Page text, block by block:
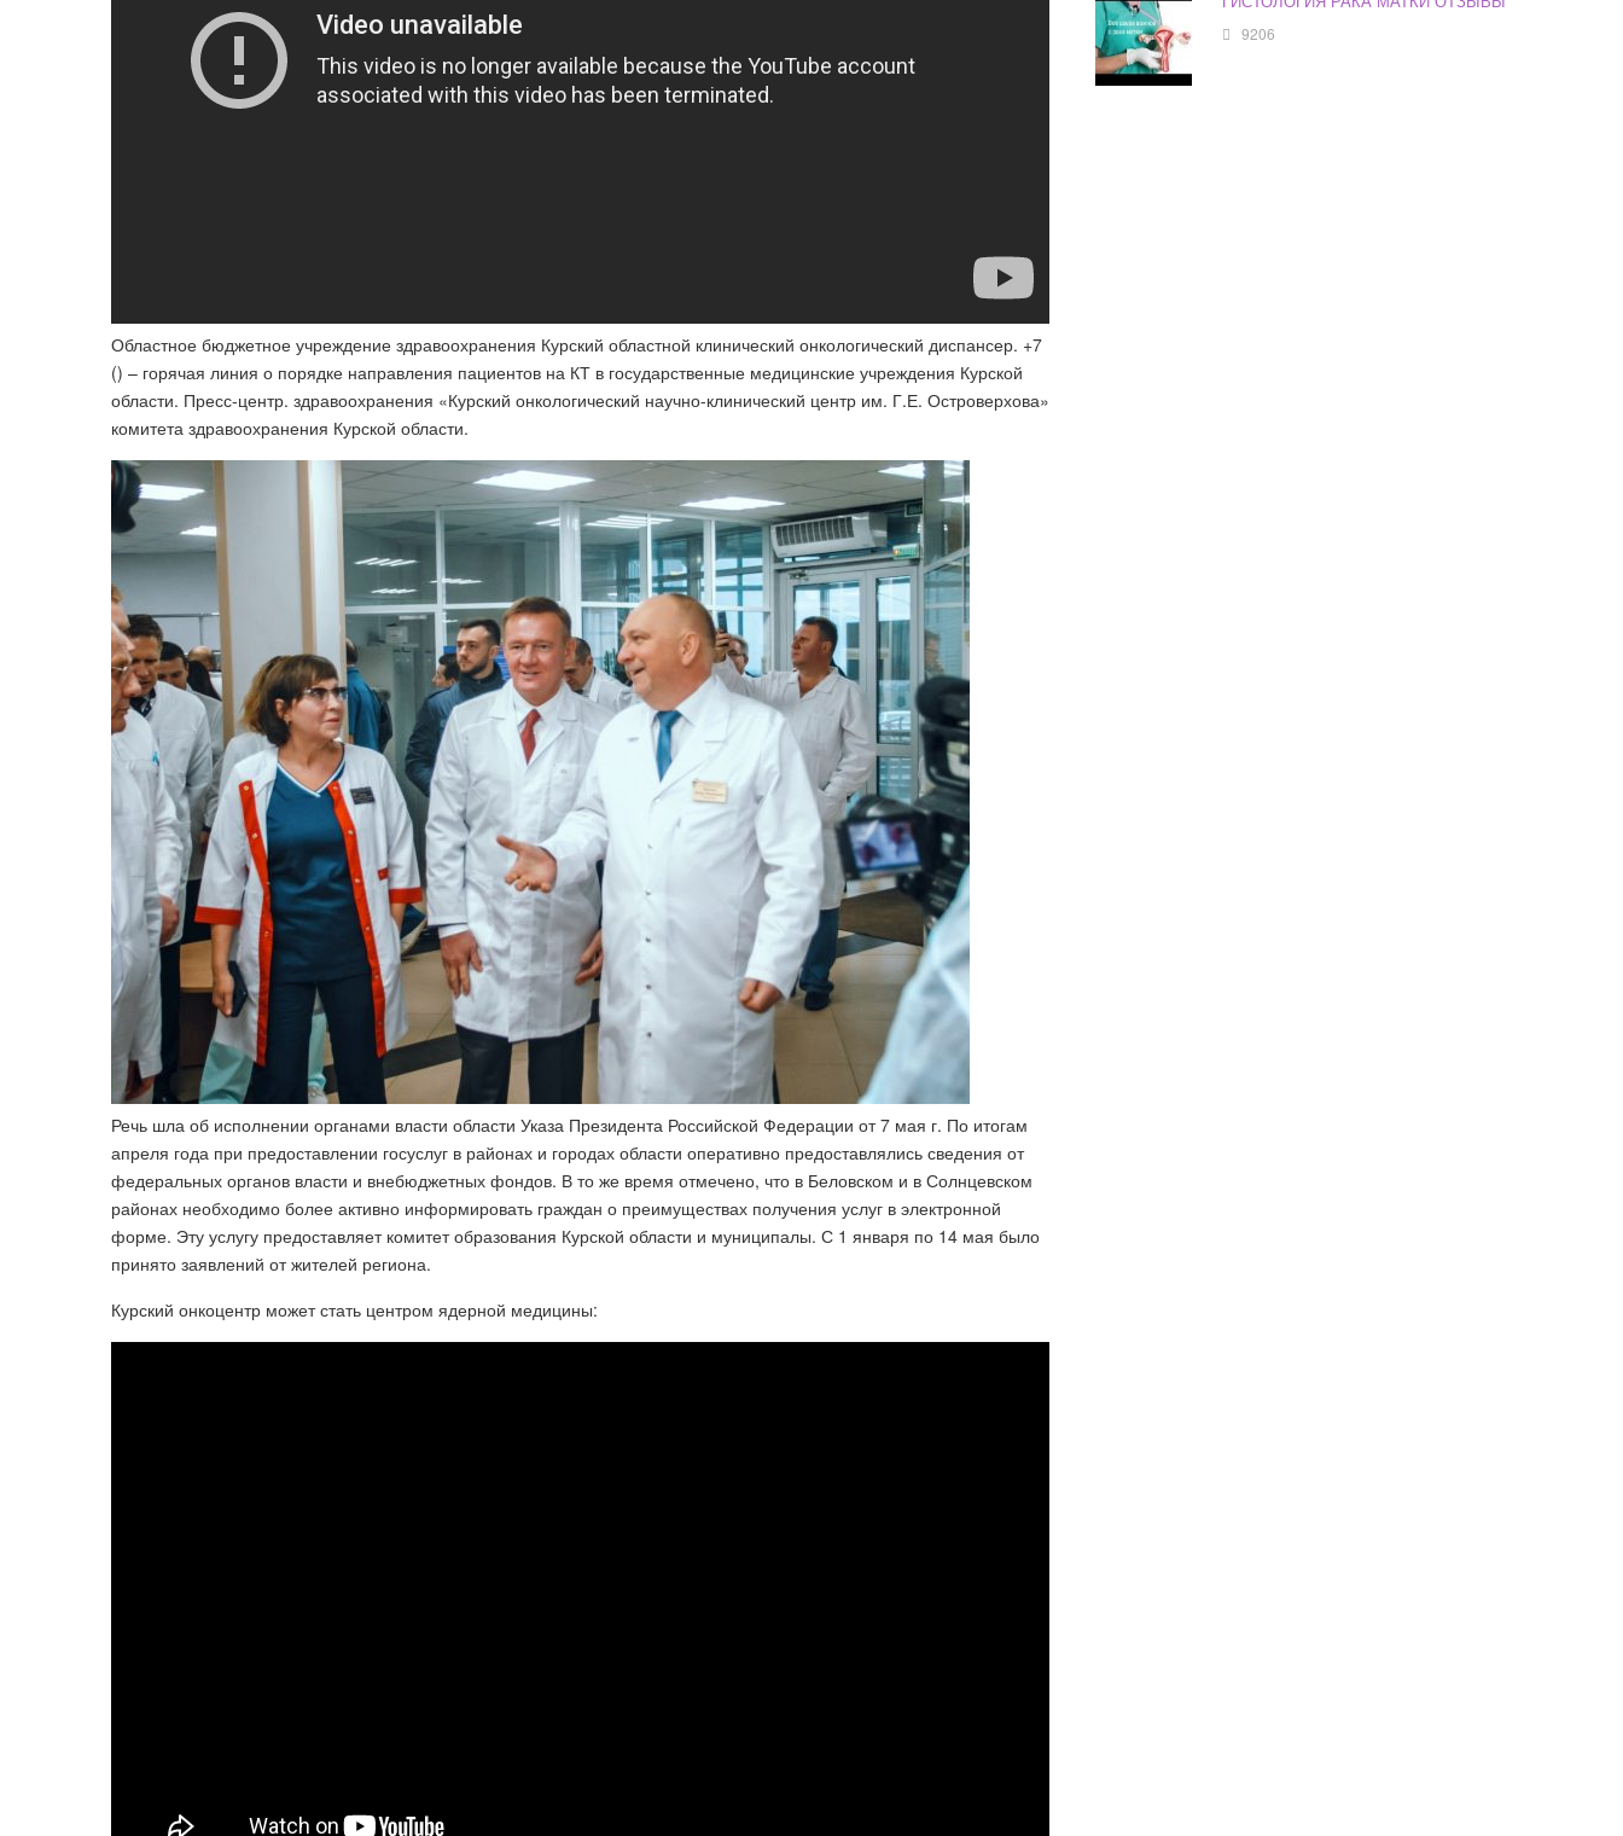
Областное бюджетное учреждение здравоохранения Курский областной клинический онкологический диспансер. +7
() – горячая линия о порядке направления пациентов на КТ в государственные медицинские учреждения Курской
области. Пресс-центр. здравоохранения «Курский онкологический научно-клинический центр им. Г.Е. Островерхова»
комитета здравоохранения Курской области.
Речь шла об исполнении органами власти области Указа Президента Российской Федерации от 7 мая г. По итогам
апреля года при предоставлении госуслуг в районах и городах области оперативно предоставлялись сведения от
федеральных органов власти и внебюджетных фондов. В то же время отмечено, что в Беловском и в Солнцевском
районах необходимо более активно информировать граждан о преимуществах получения услуг в электронной
форме. Эту услугу предоставляет комитет образования Курской области и муниципалы. С 1 января по 14 мая было
принято заявлений от жителей региона.
Курский онкоцентр может стать центром ядерной медицины:
9206